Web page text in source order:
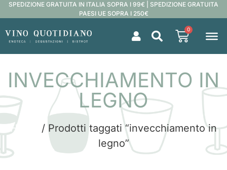
SPEDIZIONE GRATUITA IN ITALIA SOPRA I 99€ | SPEDIZIONE GRATUITA
PAESI UE SOPRA I 250€
0
INVECCHIAMENTO IN
LEGNO
Home
/ Prodotti taggati “invecchiamento in
legno”